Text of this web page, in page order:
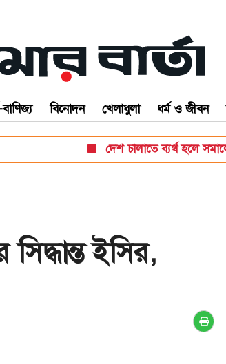
বিনোদন খেলাধুলা ধর্ম ও জীবন
দেশ চালাতে ব্যর্থ হলে সমালোচনা
ইসির,